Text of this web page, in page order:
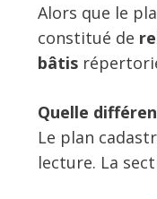
Alors que le
constitué de
bâtis
Quelle
Le plan
lecture. La